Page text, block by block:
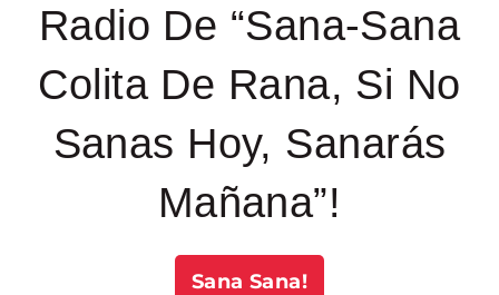
Radio De “Sana-Sana
Colita De Rana, Si No
Sanas Hoy, Sanarás
Mañana”!
Sana Sana!